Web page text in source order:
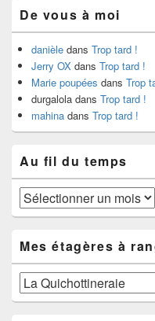
De vous à moi
danièle dans Trop tard !
Jerry OX dans Trop tard !
Marie poupées dans Trop
durgalola dans Trop tard !
mahina dans Trop tard !
Au fil du temps
Au
fil
temps
Mes étagères à
Mes
étagères